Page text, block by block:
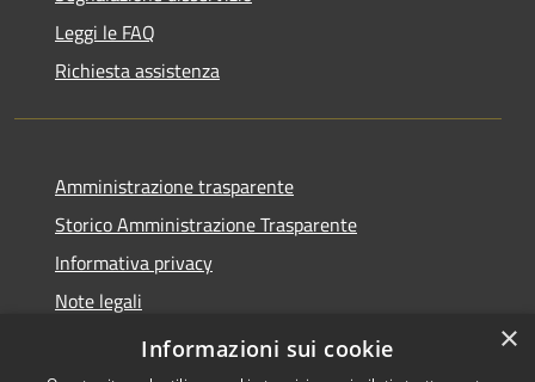
Leggi le FAQ
Richiesta assistenza
Amministrazione trasparente
Storico Amministrazione Trasparente
Informativa privacy
Note legali
Dichiarazione di accessibilità
×
Informazioni sui cookie